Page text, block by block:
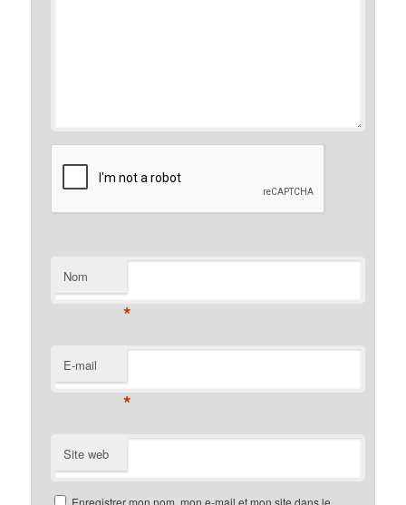
Nom
*
E-mail
*
Site web
Enregistrer mon nom, mon e-mail et mon site dans le